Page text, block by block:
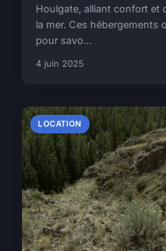
Houlgate, alliant confort et
la mer. Ces hébergements
pour savo...
4 juin 2025
LOCATION